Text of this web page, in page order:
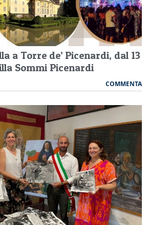
a Torre de’ Picenardi, dal 13
Sommi Picenardi
COMMENTA